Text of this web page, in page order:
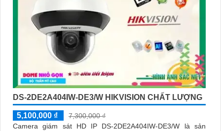
DS-2DE2A404IW-DE3/W HIKVISION CHẤT LƯỢNG
5,100,000 ₫
7,300,000 ₫
Camera giám sát HD IP DS-2DE2A404IW-DE3/W là sản